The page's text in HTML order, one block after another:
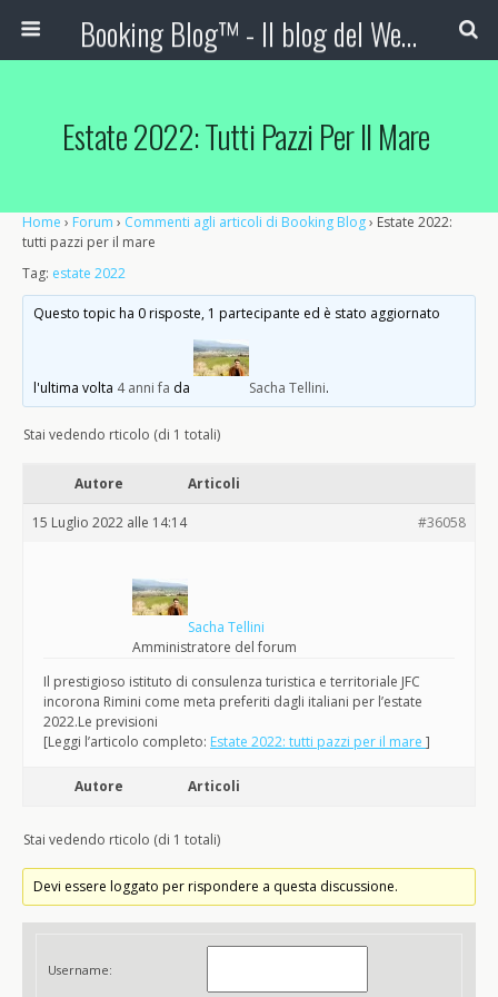
Booking Blog™ - Il blog del Web Marketing Turistico
Estate 2022: Tutti Pazzi Per Il Mare
Home › Forum › Commenti agli articoli di Booking Blog› Estate 2022:
tutti pazzi per il mare
Tag: estate 2022
Questo topic ha 0 risposte, 1 partecipante ed è stato aggiornato
l'ultima volta 4 anni fa da Sacha Tellini.
Stai vedendo rticolo (di 1 totali)
Autore Articoli
15 Luglio 2022 alle 14:14 #36058
Sacha Tellini
Amministratore del forum
Il prestigioso istituto di consulenza turistica e territoriale JFC
incorona Rimini come meta preferiti dagli italiani per l’estate
2022.Le previsioni
[Leggi l’articolo completo: Estate 2022: tutti pazzi per il mare ]
Autore Articoli
Stai vedendo rticolo (di 1 totali)
Devi essere loggato per rispondere a questa discussione.
Username: